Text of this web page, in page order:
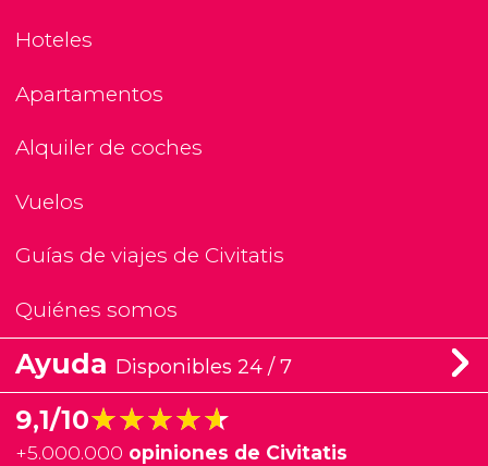
Hoteles
Apartamentos
Alquiler de coches
Vuelos
Guías de viajes de Civitatis
Quiénes somos
Ayuda Disponibles 24 / 7
9,1/10★★★★★
★★★★★
+5.000.000 opiniones de Civitatis